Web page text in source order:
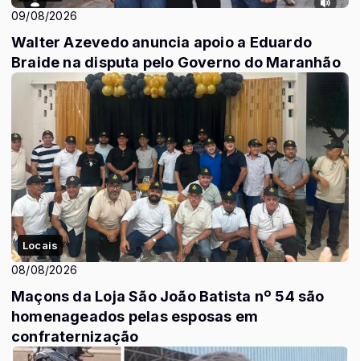
09/08/2026
Walter Azevedo anuncia apoio a Eduardo
Braide na disputa pelo Governo do Maranhão
Locais
08/08/2026
Maçons da Loja São João Batista nº 54 são
homenageados pelas esposas em
confraternização